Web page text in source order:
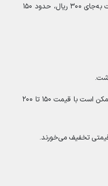
همچنین تلویزیون‌های K4 برندهای معروف ممکن است به‌جای ۳۰۰ ریال، حدود ۱۵۰
مثلاً یک یخچال که در حالت عادی ۳۰۰ ریال است، ممکن است با قیمت ۱۵۰ تا ۲۰۰
قیمتی تخفیف می‌خورند.